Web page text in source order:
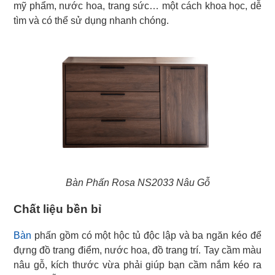
mỹ phẩm, nước hoa, trang sức… một cách khoa học, dễ
tìm và có thể sử dụng nhanh chóng.
Bàn Phấn Rosa NS2033 Nâu Gỗ
Chất liệu bền bỉ
Bàn phấn gồm có một hộc tủ độc lập và ba ngăn kéo để
đựng đồ trang điểm, nước hoa, đồ trang trí. Tay cầm màu
nâu gỗ, kích thước vừa phải giúp bạn cầm nắm kéo ra